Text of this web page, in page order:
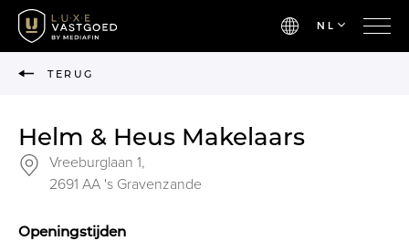
NL
TERUG
Helm & Heus Makelaars
Vreeburglaan 1,
2691 AA 's Gravenzande
Openingstijden